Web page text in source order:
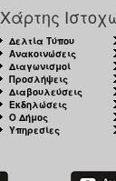
Χάρτης
Δελτία Τύπου
Ανακοινώσεις
Διαγωνισμοί
Προσλήψεις
Διαβουλεύσεις
Εκδηλώσεις
Ο Δήμος
Υπηρεσίες